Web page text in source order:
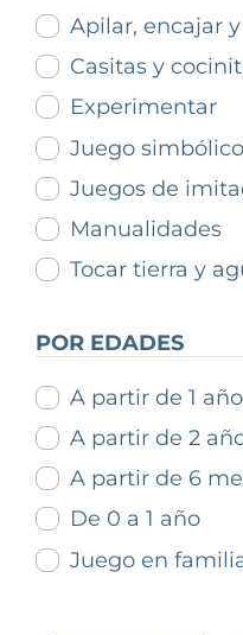
Apilar, encajar
Casitas y
Experimentar
Juego simbólico
Juegos de
Manualidades
Tocar tierra y
POR EDADES
A partir de 1 año
A partir de 2
A partir de 6
De 0 a 1 año
Juego en